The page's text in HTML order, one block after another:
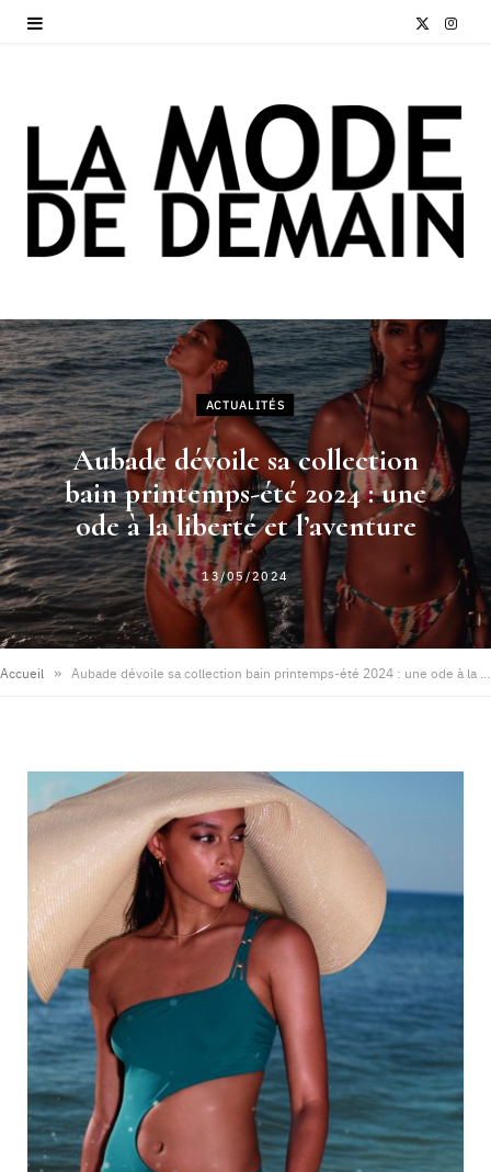
T
w
i
e
I
s
a
a
m
ACTUALITÉS
Aubade dévoile sa collection
bain printemps-été 2024 : une
ode à la liberté et l’aventure
13/05/2024
Accueil »